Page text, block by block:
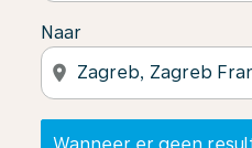
Naar
location_on